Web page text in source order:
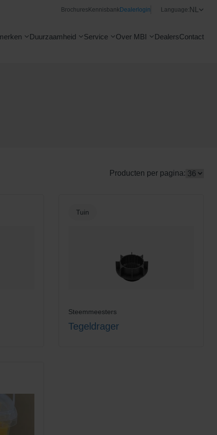
Brochures KennisbankDealerlogin Language:NL
Duurzaamheid Service Over MBI DealersContact
Producten per pagina:
Tuin
Steemmeesters
Tegeldrager